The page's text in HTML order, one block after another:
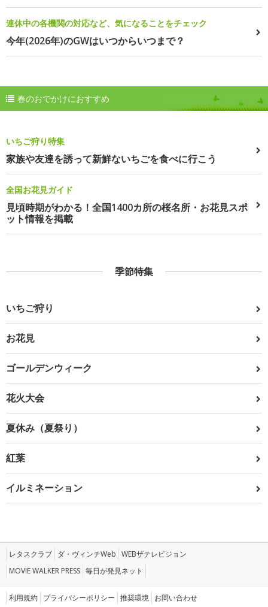
連休中の各機関の対応など、気になることをチェック
今年(2026年)のGWはいつからいつまで？
春のおでかけにおすすめ
いちご狩り特集
家族や友達を誘って新鮮ないちごを食べに行こう
全国お花見ガイド
見頃時期がわかる！全国1400カ所の桜名所・お花見スポ
ット情報を掲載
季節特集
いちご狩り
お花見
ゴールデンウィーク
花火大会
夏休み（夏祭り）
紅葉
イルミネーション
レタスクラブ ダ・ヴィンチWeb WEBザテレビジョン
MOVIE WALKER PRESS 毎日が発見ネット
利用規約 プライバシーポリシー 推奨環境 お問い合わせ